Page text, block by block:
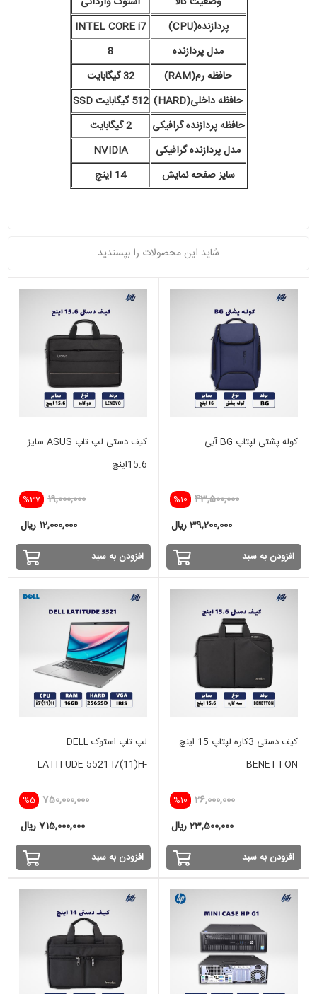
پردازنده(CPU)
INTEL CORE i7
مدل پردازنده
8
حافظه رم(RAM)
32 گیگابایت
حافظه داخلی(HARD)
512 گیگابایت SSD
حافظه پردازنده گرافیکی
2 گیگابایت
مدل پردازنده گرافیکی
NVIDIA
سایز صفحه نمایش
14 اینچ
شاید این محصولات را بپسندید
کوله پشتی لپتاپ BG آبی
%10 43,500,000
39,200,000 ریال
افزودن به سبد
کیف دستی لپ تاپ ASUS سایز
15.6اینچ
%37 19,000,000
12,000,000 ریال
افزودن به سبد
کیف دستی 3کاره لپتاپ 15 اینچ
BENETTON
%10 26,000,000
23,500,000 ریال
افزودن به سبد
لپ تاپ استوک DELL
LATITUDE 5521 I7(11)H-
%5 750,000,000
715,000,000 ریال
افزودن به سبد